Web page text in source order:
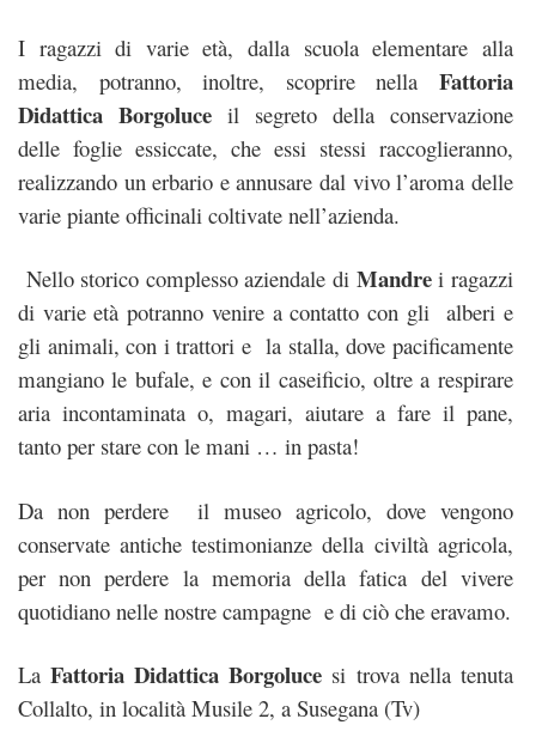
I ragazzi di varie età, dalla scuola elementare alla
media, potranno, inoltre, scoprire nella Fattoria
Didattica Borgoluceil segreto della conservazione
delle foglie essiccate, che essi stessi raccoglieranno,
realizzando un erbario e annusare dal vivo l’aroma delle
varie piante officinali coltivate nell’azienda.
Nello storico complesso aziendale di Mandrei ragazzi
di varie età potranno venire a contatto con gli alberi e
gli animali, con i trattori e la stalla, dove pacificamente
mangiano le bufale, e con il caseificio, oltre a respirare
aria incontaminata o, magari, aiutare a fare il pane,
tanto per stare con le mani … in pasta!
Da non perdere il museo agricolo, dove vengono
conservate antiche testimonianze della civiltà agricola,
per non perdere la memoria della fatica del vivere
quotidiano nelle nostre campagne e di ciò che eravamo.
LaFattoria Didattica Borgoluce si trova nella tenuta
Collalto, in località Musile 2, a Susegana (Tv)